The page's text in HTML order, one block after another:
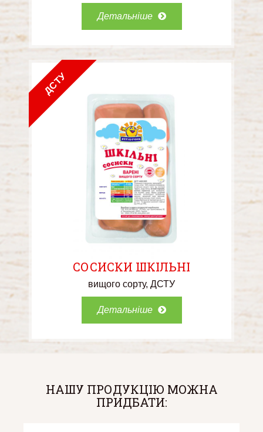
Детальніше
ДСТУ
СОСИСКИ ШКІЛЬНІ
вищого сорту ДСТУ
Детальніше
НАШУ ПРОДУКЦІЮ МОЖНА
ПРИДБАТИ: